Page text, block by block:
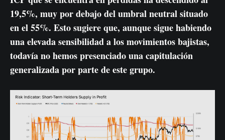
19,5%, muy por debajo del umbral neutral situado
en el 55%. Esto sugiere que, aunque sigue habiendo
una elevada sensibilidad a los movimientos bajistas,
todavía no hemos presenciado una capitulación
generalizada por parte de este grupo.